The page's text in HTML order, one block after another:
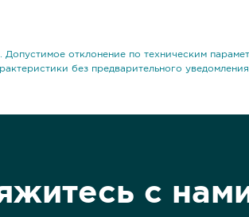
отклонение по техническим
без предварительного
с